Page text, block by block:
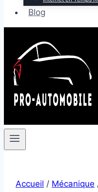
Blog
Accueil / Mécanique